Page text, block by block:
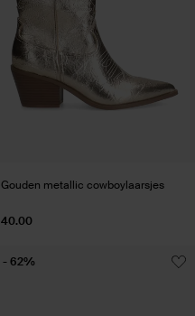
Gouden metallic cowboylaarsjes
40.00
- 62%